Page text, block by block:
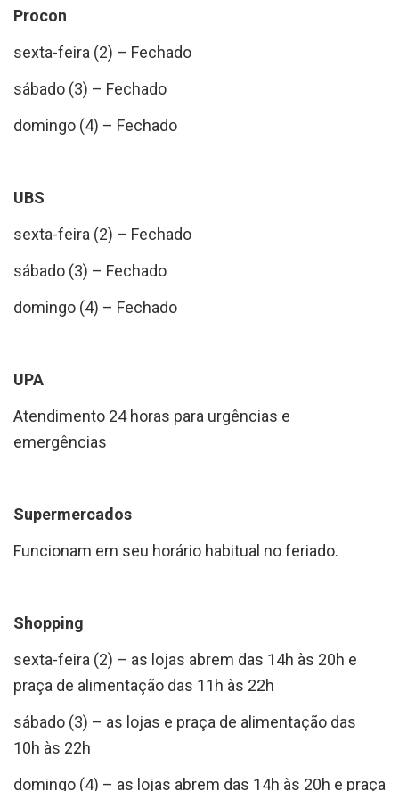
Procon
sexta-feira (2) – Fechado
sábado (3) – Fechado
domingo (4) – Fechado
UBS
sexta-feira (2) – Fechado
sábado (3) – Fechado
domingo (4) – Fechado
UPA
Atendimento 24 horas para urgências e
emergências
Supermercados
Funcionam em seu horário habitual no feriado.
Shopping
sexta-feira (2) – as lojas abrem das 14h às 20h e
praça de alimentação das 11h às 22h
sábado (3) – as lojas e praça de alimentação das
10h às 22h
domingo (4) – as lojas abrem das 14h às 20h e praça